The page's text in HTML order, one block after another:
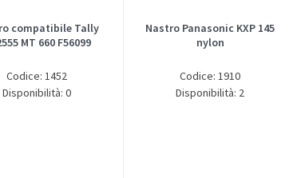
compatibile Tally
MT 660 F56099
Codice: 1452
Disponibilità: 0
Nastro Panasonic KXP 145
nylon
Codice: 1910
Disponibilità: 2